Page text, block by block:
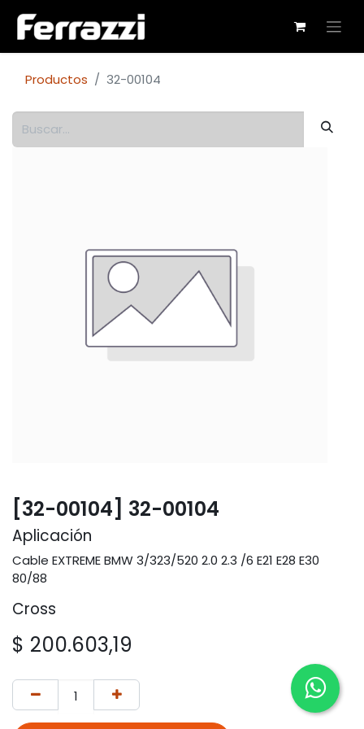
Productos 32-00104
[32-00104] 32-00104
Aplicación
Cable EXTREME BMW 3/323/520 2.0 2.3 /6 E21 E28 E30
80/88
Cross
$ 200.603,19